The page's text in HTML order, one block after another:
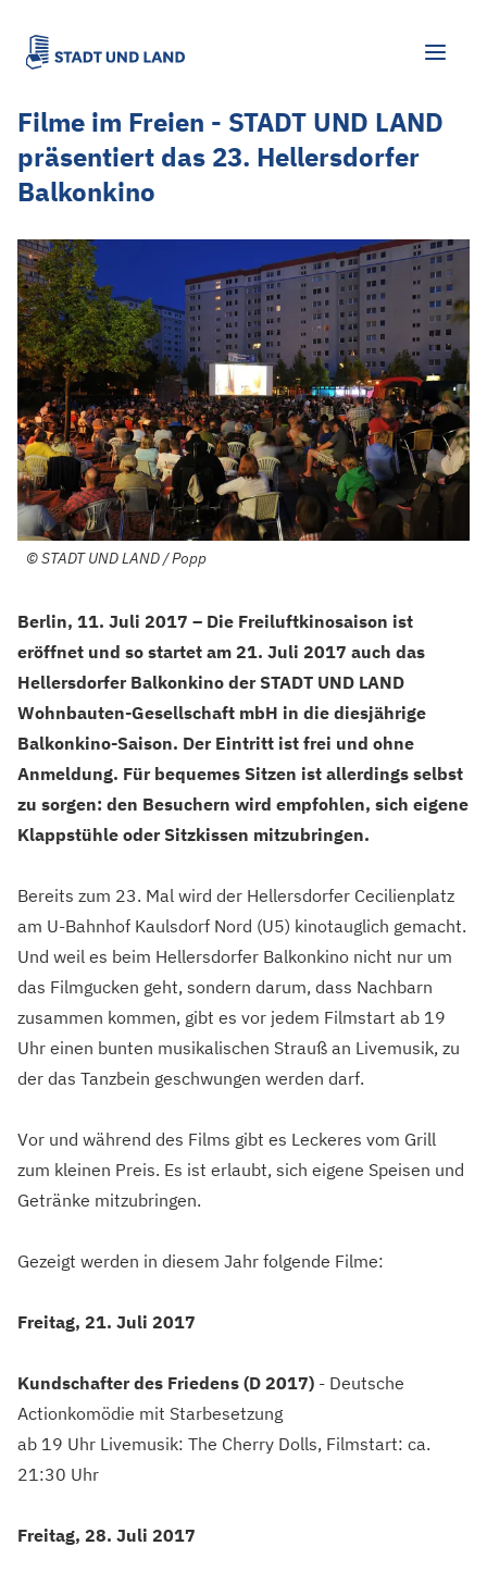
Filme im Freien - STADT UND LAND
präsentiert das 23. Hellersdorfer
Balkonkino
©STADT UND LAND / Popp
Berlin, 11. Juli 2017 – Die Freiluftkinosaison ist
eröffnet und so startet am 21. Juli 2017 auch das
Hellersdorfer Balkonkino der STADT UND LAND
Wohnbauten-Gesellschaft mbH in die diesjährige
Balkonkino-Saison. Der Eintritt ist frei und ohne
Anmeldung. Für bequemes Sitzen ist allerdings selbst
zu sorgen: den Besuchern wird empfohlen, sich eigene
Klappstühle oder Sitzkissen mitzubringen.
Bereits zum 23. Mal wird der Hellersdorfer Cecilienplatz
am U-Bahnhof Kaulsdorf Nord (U5) kinotauglich gemacht.
Und weil es beim Hellersdorfer Balkonkino nicht nur um
das Filmgucken geht, sondern darum, dass Nachbarn
zusammen kommen, gibt es vor jedem Filmstart ab 19
Uhr einen bunten musikalischen Strauß an Livemusik, zu
der das Tanzbein geschwungen werden darf.
Vor und während des Films gibt es Leckeres vom Grill
zum kleinen Preis. Es ist erlaubt, sich eigene Speisen und
Getränke mitzubringen.
Gezeigt werden in diesem Jahr folgende Filme:
Freitag, 21. Juli 2017
Kundschafter des Friedens (D 2017) - Deutsche
Actionkomödie mit Starbesetzung
ab 19 Uhr Livemusik: The Cherry Dolls, Filmstart: ca.
21:30 Uhr
Freitag, 28. Juli 2017